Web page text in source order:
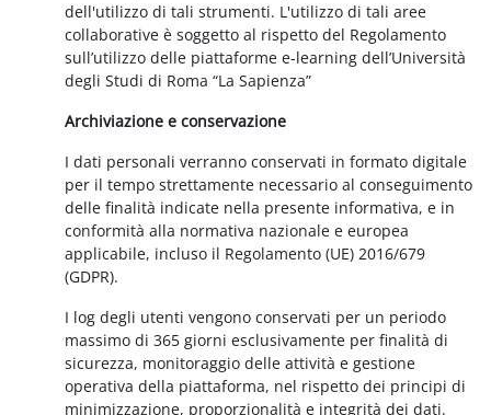
dell'utilizzo di tali strumenti. L'utilizzo di tali aree
collaborative è soggetto al rispetto del Regolamento
sull’utilizzo delle piattaforme e-learning dell’Università
degli Studi di Roma “La Sapienza”
Archiviazione e conservazione
I dati personali verranno conservati in formato digitale
per il tempo strettamente necessario al conseguimento
delle finalità indicate nella presente informativa, e in
conformità alla normativa nazionale e europea
applicabile, incluso il Regolamento (UE) 2016/679
(GDPR).
I log degli utenti vengono conservati per un periodo
massimo di 365 giorni esclusivamente per finalità di
sicurezza, monitoraggio delle attività e gestione
operativa della piattaforma, nel rispetto dei principi di
minimizzazione, proporzionalità e integrità dei dati.